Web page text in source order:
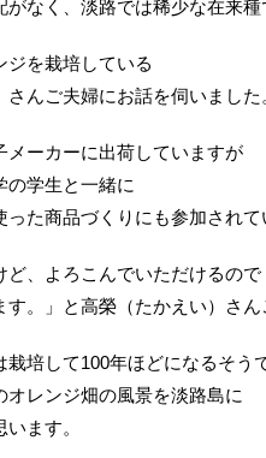
なく、淡路では稀少な在来種
ジを栽培している
んご夫婦にお話を伺いました
メーカーに出荷していますが
の学生と一緒に
た商品づくりにも参加されて
ど、よろこんでいただけるので
。」と高榮（たかえい）さん
培して100年ほどになるそう
オレンジ畑の風景を淡路島に
ます。